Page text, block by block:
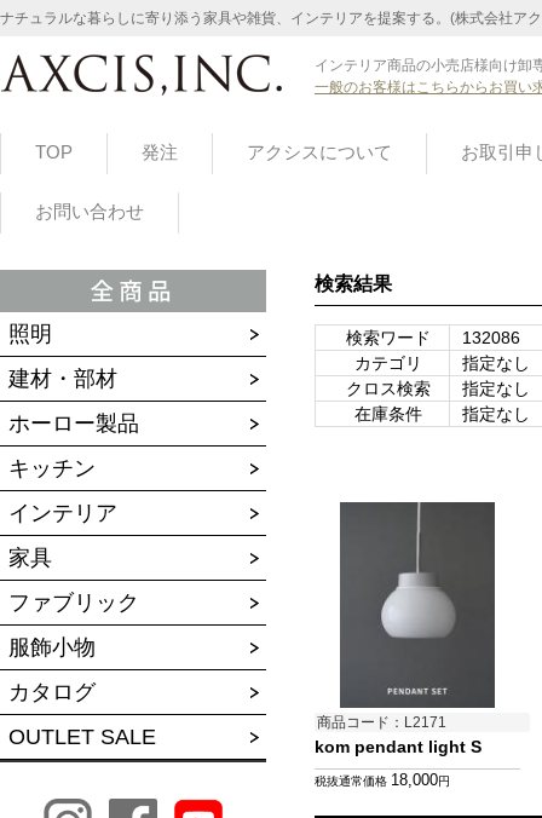
ナチュラルな暮らしに寄り添う家具や雑貨、インテリアを提案する。(株式会社ア
インテリア商品の小売店様向け卸
一般のお客様はこちらからお買い
TOP 発注 アクシスについて お取引申
お問い合わせ
照明
建材・部材
ホーロー製品
キッチン
インテリア
家具
ファブリック
服飾小物
カタログ
OUTLET SALE
検索結果
検索ワード
132086
カテゴリ
指定なし
クロス検索
指定なし
在庫条件
指定なし
商品コード：L2171
kom pendant light S
税抜通常価格 18,000円